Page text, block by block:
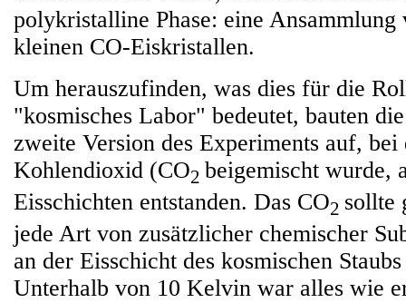
polykristalline Phase: eine Ansammlung
kleinen CO-Eiskristallen.
Um herauszufinden, was dies für die
"kosmisches Labor" bedeutet, bauten
zweite Version des Experiments auf, bei
Kohlendioxid (CO2 beigemischt wurde,
Eisschichten entstanden. Das CO2 sollte
jede Art von zusätzlicher chemischer
an der Eisschicht des kosmischen
Unterhalb von 10 Kelvin war alles wie